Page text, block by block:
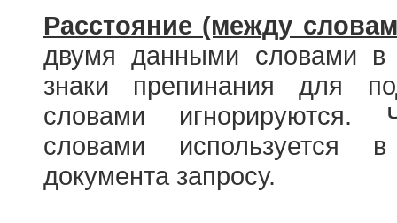
Расстояние (между
двумя данными словами в
знаки препинания для
словами игнорируются.
словами используется в
документа запросу.